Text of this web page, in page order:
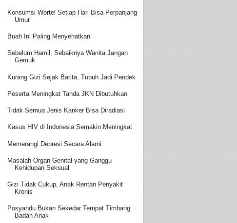
Konsumsi Wortel Setiap Hari Bisa Perpanjang
Umur
Buah Ini Paling Menyehatkan
Sebelum Hamil, Sebaiknya Wanita Jangan
Gemuk
Kurang Gizi Sejak Batita, Tubuh Jadi Pendek
Peserta Meningkat Tanda JKN Dibutuhkan
Tidak Semua Jenis Kanker Bisa Diradiasi
Kasus HIV di Indonesia Semakin Meningkat
Memerangi Depresi Secara Alami
Masalah Organ Genital yang Ganggu
Kehidupan Seksual
Gizi Tidak Cukup, Anak Rentan Penyakit
Kronis
Posyandu Bukan Sekedar Tempat Timbang
Badan Anak